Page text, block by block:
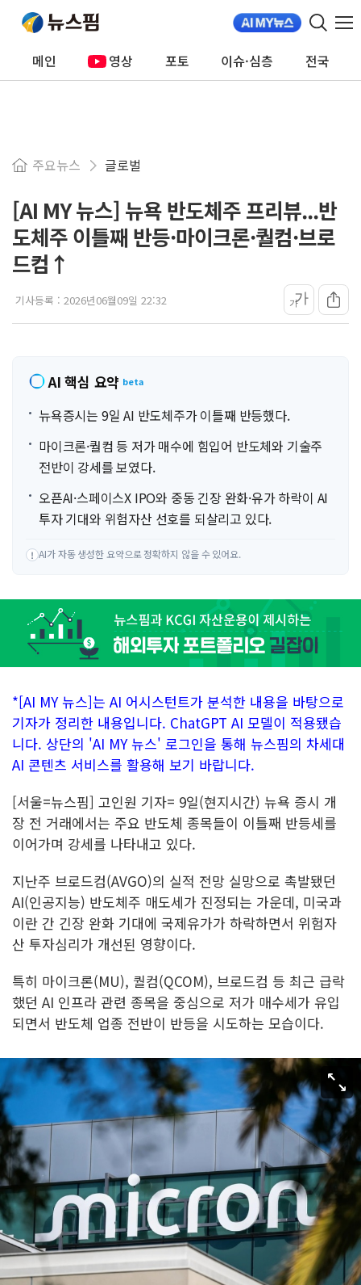
메인 영상 포토 이슈·심층 전국
주요뉴스 글로벌
[AI MY 뉴스] 뉴욕 반도체주 프리뷰...반
도체주 이틀째 반등·마이크론·퀄컴·브로
드컴↑
기사등록 : 2026년06월09일 22:32 가가
AI 핵심 요약 beta
뉴욕증시는 9일 AI 반도체주가 이틀째 반등했다.
마이크론·퀄컴 등 저가 매수에 힘입어 반도체와 기술주
전반이 강세를 보였다.
오픈AI·스페이스X IPO와 중동 긴장 완화·유가 하락이 AI
투자 기대와 위험자산 선호를 되살리고 있다.
! AI가 자동 생성한 요약으로 정확하지 않을 수 있어요.
*[AI MY 뉴스]는 AI 어시스턴트가 분석한 내용을 바탕으로
기자가 정리한 내용입니다. ChatGPT AI 모델이 적용됐습
니다. 상단의 'AI MY 뉴스' 로그인을 통해 뉴스핌의 차세대
AI 콘텐츠 서비스를 활용해 보기 바랍니다.
[서울=뉴스핌] 고인원 기자= 9일(현지시간) 뉴욕 증시 개
장 전 거래에서는 주요 반도체 종목들이 이틀째 반등세를
이어가며 강세를 나타내고 있다.
지난주 브로드컴(AVGO)의 실적 전망 실망으로 촉발됐던
AI(인공지능) 반도체주 매도세가 진정되는 가운데, 미국과
이란 간 긴장 완화 기대에 국제유가가 하락하면서 위험자
산 투자심리가 개선된 영향이다.
특히 마이크론(MU), 퀄컴(QCOM), 브로드컴 등 최근 급락
했던 AI 인프라 관련 종목을 중심으로 저가 매수세가 유입
되면서 반도체 업종 전반이 반등을 시도하는 모습이다.